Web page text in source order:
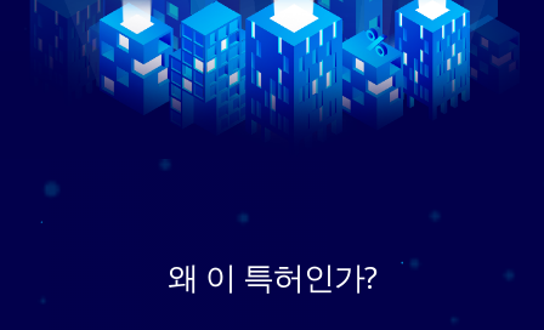
왜 이 특허인가?